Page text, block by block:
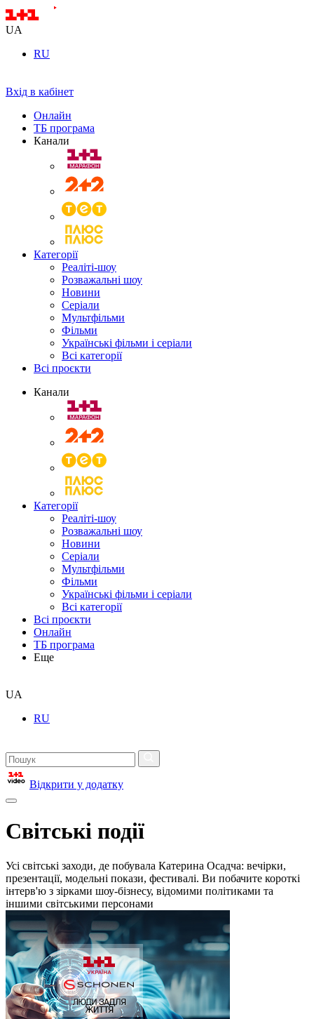
UA
RU
Вхід в кабінет
Онлайн
ТБ програма
Канали
Категорії
Реаліті-шоу
Розважальні шоу
Новини
Серіали
Мультфільми
Фільми
Українські фільми і серіали
Всі категорії
Всі проєкти
Канали
Категорії
Реаліті-шоу
Розважальні шоу
Новини
Серіали
Мультфільми
Фільми
Українські фільми і серіали
Всі категорії
Всі проєкти
Онлайн
ТБ програма
Еще
UA
RU
Відкрити у додатку
Світські події
Усі світські заходи, де побувала Катерина Осадча: вечірки,
презентації, модельні покази, фестивалі. Ви побачите короткі
інтерв'ю з зірками шоу-бізнесу, відомими політиками та
іншими світськими персонами